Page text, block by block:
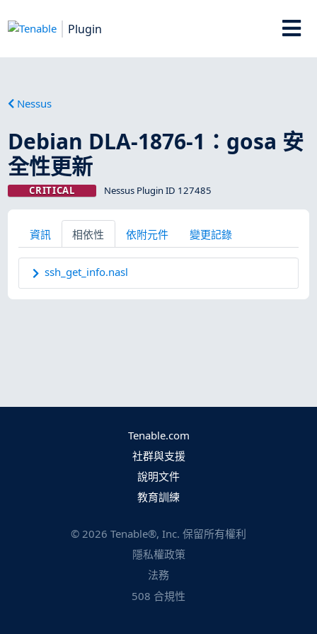
Plugin
Nessus
Debian DLA-1876-1：gosa 安
全性更新
CRITICAL Nessus Plugin ID 127485
資訊 相依性 依附元件 變更記錄
ssh_get_info.nasl
Tenable.com
社群與支援
說明文件
教育訓練
© 2026 Tenable®, Inc. 保留所有權利
隱私權政策
法務
508 合規性